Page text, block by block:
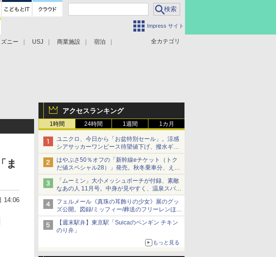
Impress サイト
全カテゴリ
ニー USJ 商業施設 宿泊
アクセスランキング
1時間 24時間 1週間 1カ月
ユニクロ、今日から「お盆特別セール」。涼感
シアサッカーワンピース待望値下げ、撥水ギア
ショーツは1990円に
はやぶさ50％オフの「新幹線eチケット（トク
だ値スペシャル28）」発売。秋冬乗車分、えき
ねっと限定
「ムーミン」大小メッシュポーチが付録、素敵
なあの人 11月号。中身が見やすく、温泉スパに
も使える
フェルメール《真珠の耳飾りの少女》展のグッ
ズ公開。図録/ミッフィー/葬送のフリーレンほ
か、注目ブランドコラボが実現
【週末駅弁】東京駅「Suicaのペンギン チキン
のり弁」
もっと見る
ま
14:06